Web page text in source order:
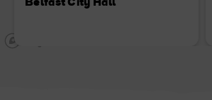
Belfast City Hall